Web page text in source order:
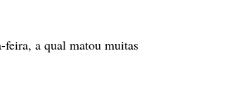
feira, a qual matou muitas